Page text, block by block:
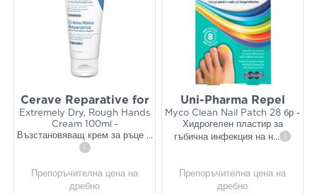
Cerave Reparative for
Extremely Dry, Rough Hands
Cream 100ml -
Възстановяващ крем за ръце ...
i
Препоръчителна цена на
дребно
Uni-Pharma Repel
Myco Clean Nail Patch 28 бр -
Хидрогелен пластир за
гъбична инфекция на н... i
Препоръчителна цена на
дребно